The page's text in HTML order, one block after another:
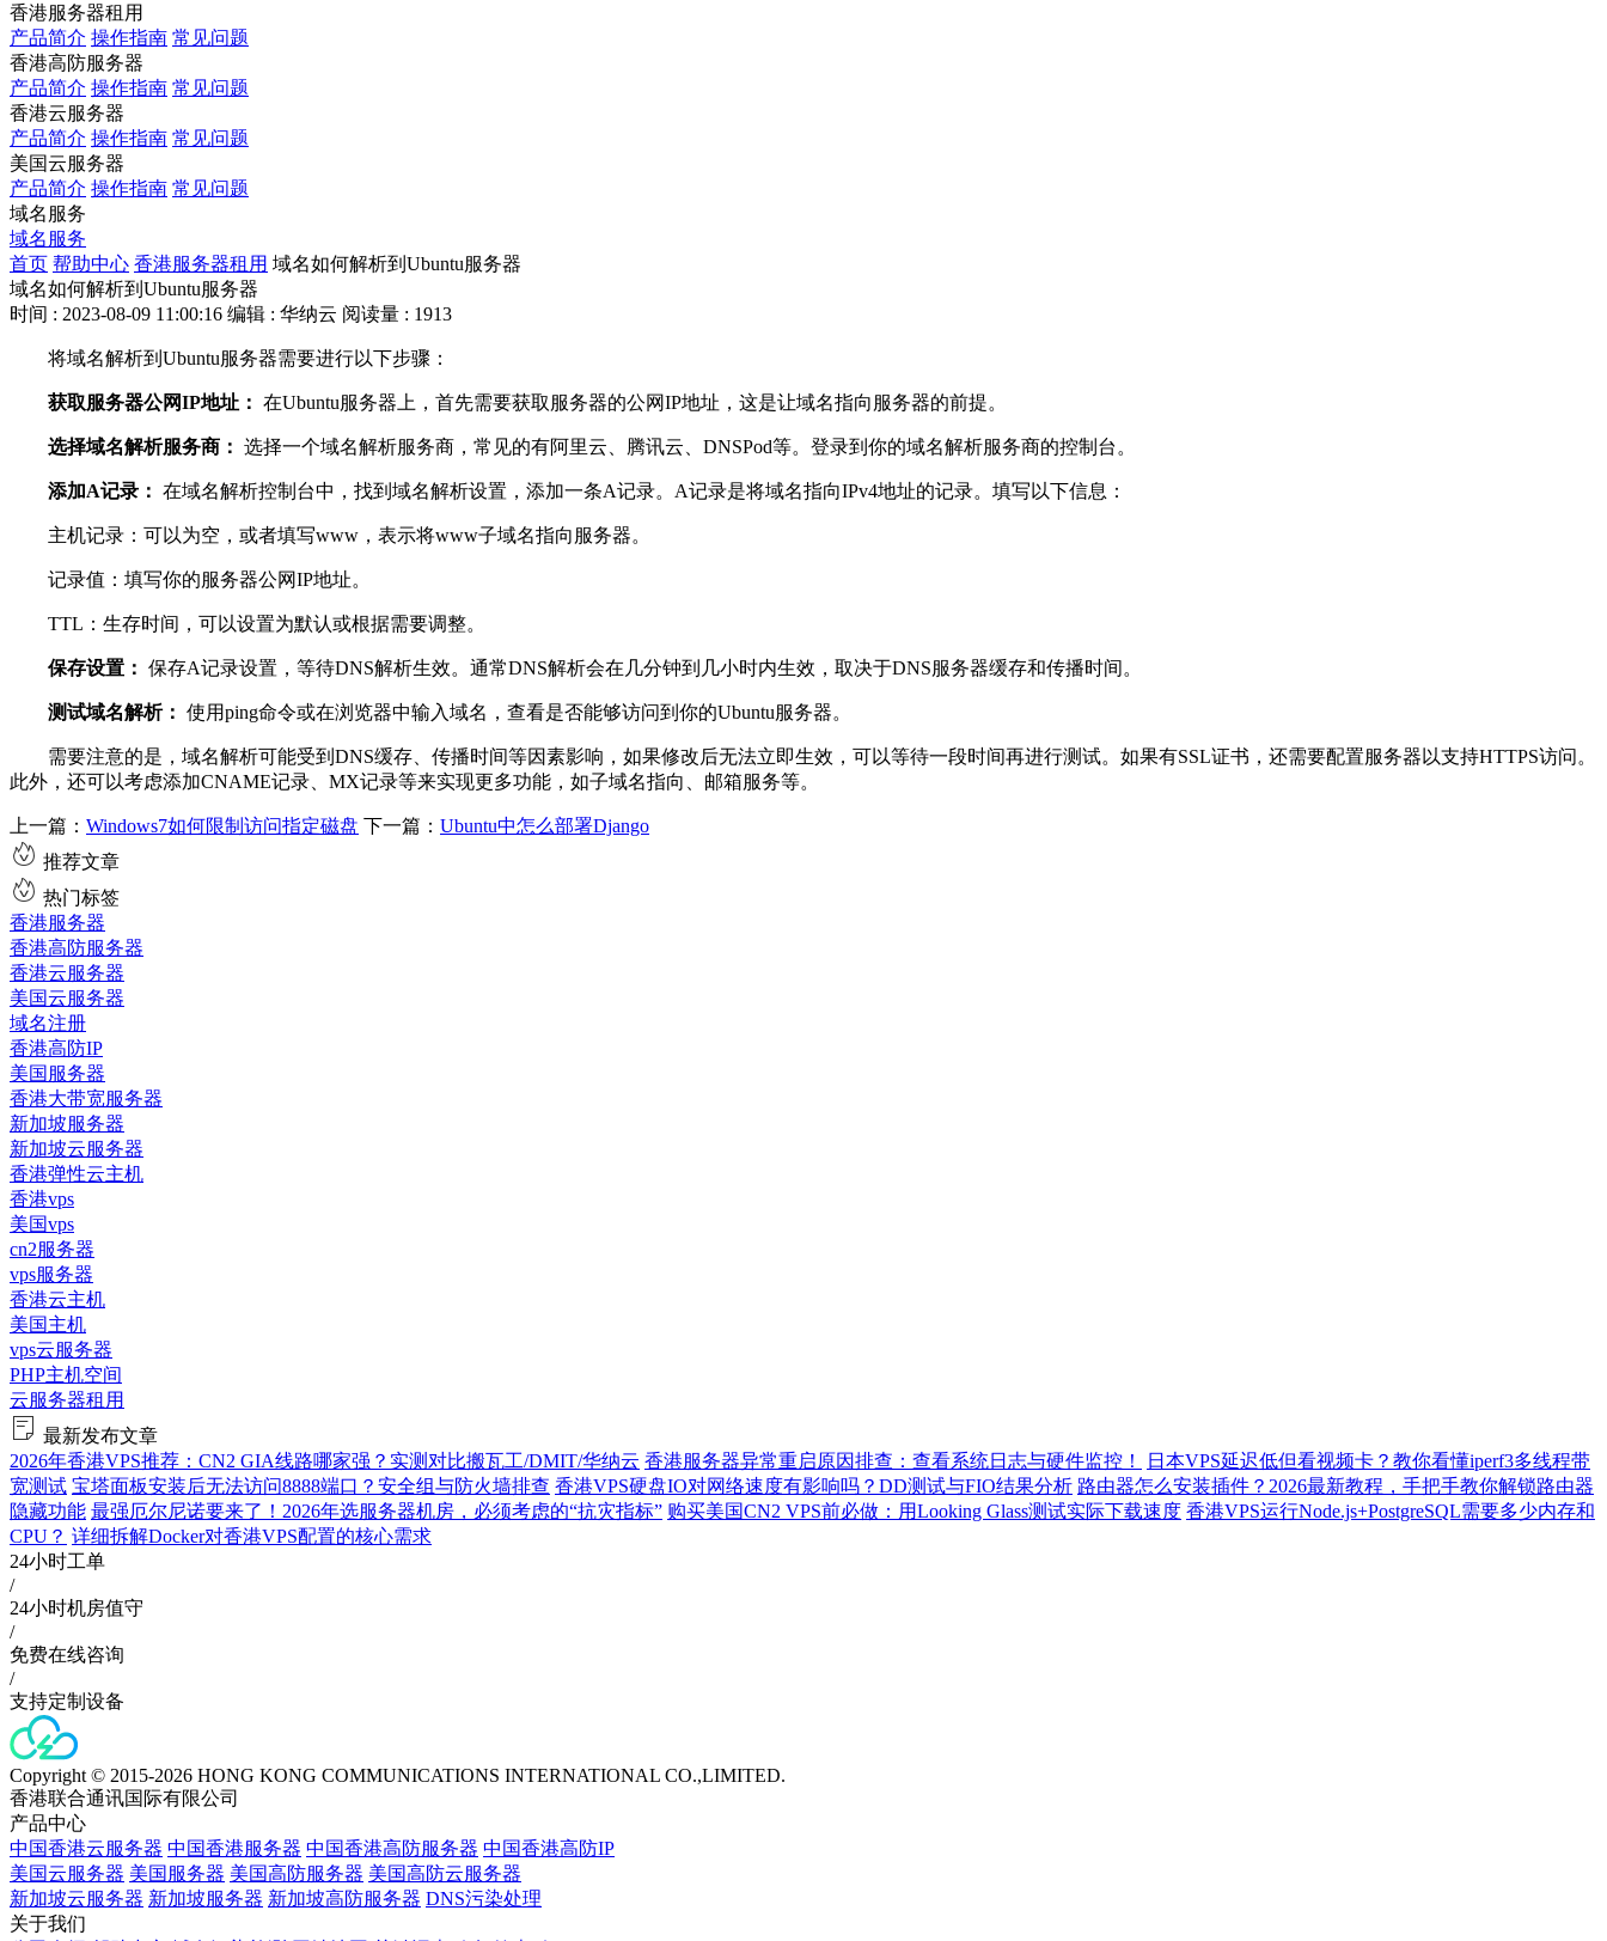
香港服务器租用
产品简介 操作指南 常见问题
香港高防服务器
产品简介 操作指南 常见问题
香港云服务器
产品简介 操作指南 常见问题
美国云服务器
产品简介 操作指南 常见问题
域名服务
域名服务
首页 帮助中心 香港服务器租用 域名如何解析到Ubuntu服务器
域名如何解析到Ubuntu服务器
时间 : 2023-08-09 11:00:16 编辑 : 华纳云 阅读量 : 1913
将域名解析到Ubuntu服务器需要进行以下步骤：
获取服务器公网IP地址： 在Ubuntu服务器上，首先需要获取服务器的公网IP地址，这是让域名指向服务器的前提。
选择域名解析服务商： 选择一个域名解析服务商，常见的有阿里云、腾讯云、DNSPod等。登录到你的域名解析服务商的控制台。
添加A记录： 在域名解析控制台中，找到域名解析设置，添加一条A记录。A记录是将域名指向IPv4地址的记录。填写以下信息：
主机记录：可以为空，或者填写www，表示将www子域名指向服务器。
记录值：填写你的服务器公网IP地址。
TTL：生存时间，可以设置为默认或根据需要调整。
保存设置： 保存A记录设置，等待DNS解析生效。通常DNS解析会在几分钟到几小时内生效，取决于DNS服务器缓存和传播时间。
测试域名解析： 使用ping命令或在浏览器中输入域名，查看是否能够访问到你的Ubuntu服务器。
需要注意的是，域名解析可能受到DNS缓存、传播时间等因素影响，如果修改后无法立即生效，可以等待一段时间再进行测试。如果有SSL证书，还需要配置服务器以支持HTTPS访问。
此外，还可以考虑添加CNAME记录、MX记录等来实现更多功能，如子域名指向、邮箱服务等。
上一篇： Windows7如何限制访问指定磁盘 下一篇： Ubuntu中怎么部署Django
推荐文章
热门标签
香港服务器
香港高防服务器
香港云服务器
美国云服务器
域名注册
香港高防IP
美国服务器
香港大带宽服务器
新加坡服务器
新加坡云服务器
香港弹性云主机
香港vps
美国vps
cn2服务器
vps服务器
香港云主机
美国主机
vps云服务器
PHP主机空间
云服务器租用
最新发布文章
2026年香港VPS推荐：CN2 GIA线路哪家强？实测对比搬瓦工/DMIT/华纳云 香港服务器异常重启原因排查：查看系统日志与硬件监控！
日本VPS延迟低但看视频卡？教你看懂iperf3多线程带
宽测试 宝塔面板安装后无法访问8888端口？安全组与防火墙排查 香港VPS硬盘IO对网络速度有影响吗？DD测试与FIO结果分析 路由器怎么安装插件？2026最新教程，手把手教你解锁路由器
隐藏功能 最强厄尔尼诺要来了！2026年选服务器机房，必须考虑的“抗灾指标” 购买美国CN2 VPS前必做：用Looking Glass测试实际下载速度 香港VPS运行Node.js+PostgreSQL需要多少内存和
CPU？ 详细拆解Docker对香港VPS配置的核心需求
24小时工单
/
24小时机房值守
/
免费在线咨询
/
支持定制设备
Copyright © 2015-2026 HONG KONG COMMUNICATIONS INTERNATIONAL CO.,LIMITED.
香港联合通讯国际有限公司
产品中心
中国香港云服务器 中国香港服务器 中国香港高防服务器 中国香港高防IP
美国云服务器 美国服务器 美国高防服务器 美国高防云服务器
新加坡云服务器 新加坡服务器 新加坡高防服务器 DNS污染处理
关于我们